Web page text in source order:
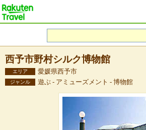
西予市野村シルク博物館
エリア 愛媛県西予市
ジャンル 遊ぶ - アミューズメント - 博物館